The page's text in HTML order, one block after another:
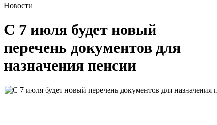
Новости
С 7 июля будет новый
перечень документов для
назначения пенсии